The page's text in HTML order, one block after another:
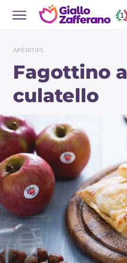
APÉRITIFS
Fagottino
culatello